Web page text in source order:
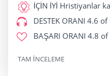
İÇİN İYİ Hristiyanlar
DESTEK ORANI 4.6 of
BAŞARI ORANI 4.8 of
TAM INCELEME